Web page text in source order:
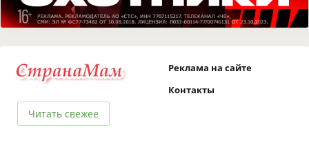
Читать свежее
Реклама на сайте
Контакты